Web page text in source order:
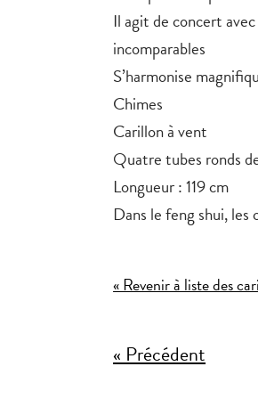
Il agit de concert
incomparables
S’harmonise
Chimes
Carillon à vent
Quatre tubes ronds
Longueur : 119 cm
Dans le feng shui,
« Revenir à liste des
« Précédent